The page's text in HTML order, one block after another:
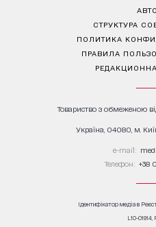
СТРУКТУРА
ПОЛИТИКА
ПРАВИЛА
Товариство з обмеженою
Україна, 04080, м.
е-mail:
Телефон: +38
Ідентифікатор медіа в
L10-01914,